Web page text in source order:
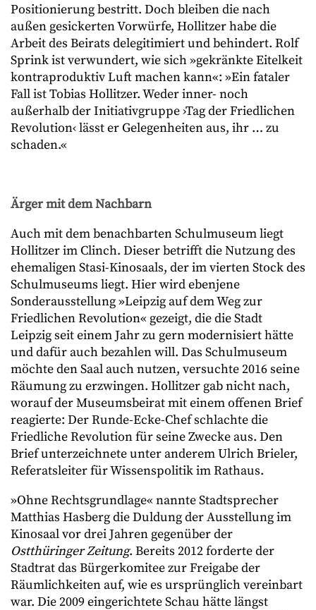
Positionierung bestritt. Doch bleiben die nach
außen gesickerten Vorwürfe, Hollitzer habe die
Arbeit des Beirats delegitimiert und behindert. Rolf
Sprink ist verwundert, wie sich »gekränkte Eitelkeit
kontraproduktiv Luft machen kann«: »Ein fataler
Fall ist Tobias Hollitzer. Weder inner- noch
außerhalb der Initiativgruppe ›Tag der Friedlichen
Revolution‹ lässt er Gelegenheiten aus, ihr … zu
schaden.«
Ärger mit dem Nachbarn
Auch mit dem benachbarten Schulmuseum liegt
Hollitzer im Clinch. Dieser betrifft die Nutzung des
ehemaligen Stasi-Kinosaals, der im vierten Stock des
Schulmuseums liegt. Hier wird ebenjene
Sonderausstellung »Leipzig auf dem Weg zur
Friedlichen Revolution« gezeigt, die die Stadt
Leipzig seit einem Jahr zu gern modernisiert hätte
und dafür auch bezahlen will. Das Schulmuseum
möchte den Saal auch nutzen, versuchte 2016 seine
Räumung zu erzwingen. Hollitzer gab nicht nach,
worauf der Museumsbeirat mit einem offenen Brief
reagierte: Der Runde-Ecke-Chef schlachte die
Friedliche Revolution für seine Zwecke aus. Den
Brief unterzeichnete unter anderem Ulrich Brieler,
Referatsleiter für Wissenspolitik im Rathaus.
»Ohne Rechtsgrundlage« nannte Stadtsprecher
Matthias Hasberg die Duldung der Ausstellung im
Kinosaal vor drei Jahren gegenüber der
Ostthüringer Zeitung. Bereits 2012 forderte der
Stadtrat das Bürgerkomitee zur Freigabe der
Räumlichkeiten auf, wie es ursprünglich vereinbart
war. Die 2009 eingerichtete Schau hätte längst